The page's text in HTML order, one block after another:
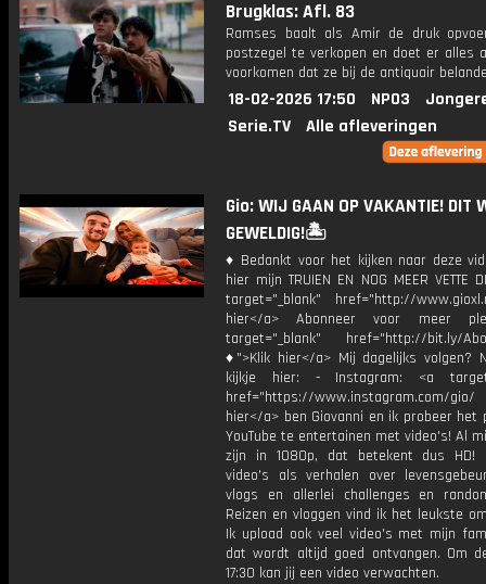
Brugklas: Afl. 83
Ramses baalt als Amir de druk
postzegel te verkopen en doet er alles
voorkomen dat ze bij de antiquair
18-02-2026 17:50 NPO3
Serie.TV
Alle afleveringen
Gio: WIJ GAAN OP VAKANTIE! DIT
GEWELDIG!🏝️
♦ Bedankt voor het kijken naar deze
hier mijn TRUIEN EN NOG MEER VETTE
target="_blank" href="http://
hier</a> Abonneer voor meer
target="_blank" href="http://bit.ly/
♦">Klik hier</a> Mij dagelijks volgen?
kijkje hier: - Instagram: <a
href="https://www.instagram.com/
hier</a> ben Giovanni en ik probeer het
YouTube te entertainen met video's! Al
zijn in 1080p, dat betekent dus HD!
video's als verhalen over
vlogs en allerlei challenges en
Reizen en vloggen vind ik het leukste
Ik upload ook veel video's met mijn
dat wordt altijd goed ontvangen. Om
17:30 kan jij een video verwachten.